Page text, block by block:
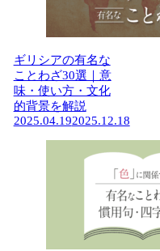
ギリシアの有名な
ことわざ30選｜意
味・使い方・文化
的背景を解説
2025.04.192025.12.18